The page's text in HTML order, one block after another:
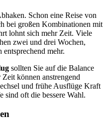
Schon eine Reise von
bei großen Kombinationen mit
lohnt sich mehr Zeit. Viele
zwei und drei Wochen,
mehr.
sollten Sie auf die Balance
können anstrengend
und frühe Ausflüge Kraft
sind oft die bessere Wahl.